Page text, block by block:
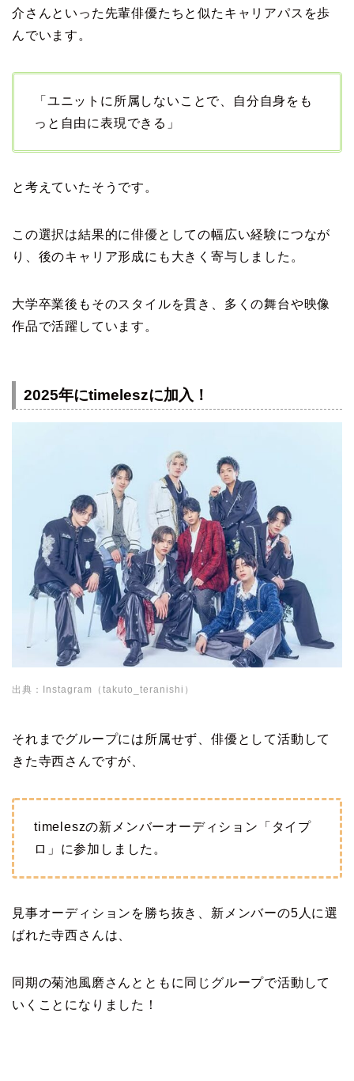
介さんといった先輩俳優たちと似たキャリアパスを歩
んでいます。
「ユニットに所属しないことで、自分自身をも
っと自由に表現できる」
と考えていたそうです。
この選択は結果的に俳優としての幅広い経験につなが
り、後のキャリア形成にも大きく寄与しました。
大学卒業後もそのスタイルを貫き、多くの舞台や映像
作品で活躍しています。
2025年にtimeleszに加入！
出典：Instagram（takuto_teranishi）
それまでグループには所属せず、俳優として活動して
きた寺西さんですが、
timeleszの新メンバーオーディション「タイプ
ロ」に参加しました。
見事オーディションを勝ち抜き、新メンバーの5人に選
ばれた寺西さんは、
同期の菊池風磨さんとともに同じグループで活動して
いくことになりました！